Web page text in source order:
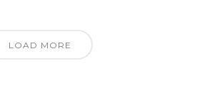
LOAD MORE